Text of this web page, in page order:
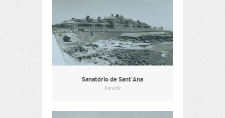
Sanatório de Sant’Ana
Parede